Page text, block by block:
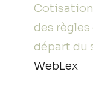
des
départ du
WebLex